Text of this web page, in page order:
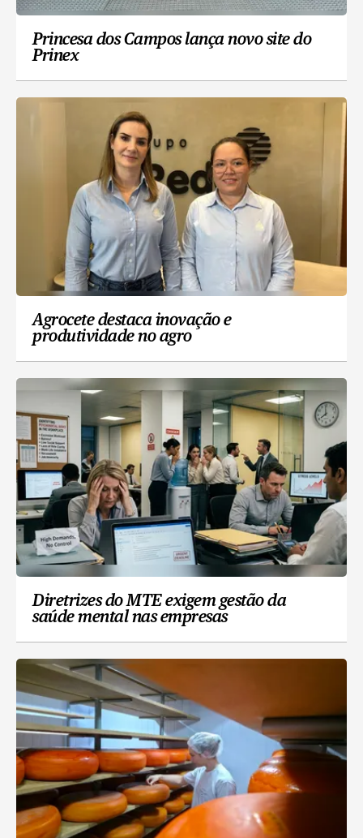
Princesa dos Campos lança novo site do
Prinex
Agrocete destaca inovação e
produtividade no agro
Diretrizes do MTE exigem gestão da
saúde mental nas empresas